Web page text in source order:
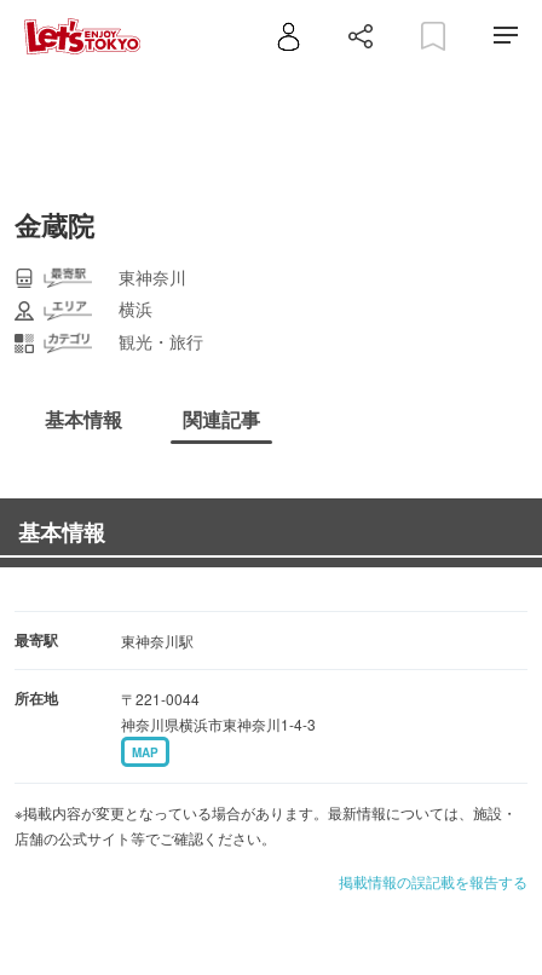
金蔵院
東神奈川
横浜
観光・旅行
基本情報 関連記事
基本情報
最寄駅 東神奈川駅
所在地
〒221-0044
神奈川県横浜市東神奈川1-4-3
MAP
※掲載内容が変更となっている場合があります。最新情報については、施設・
店舗の公式サイト等でご確認ください。
掲載情報の誤記載を報告する